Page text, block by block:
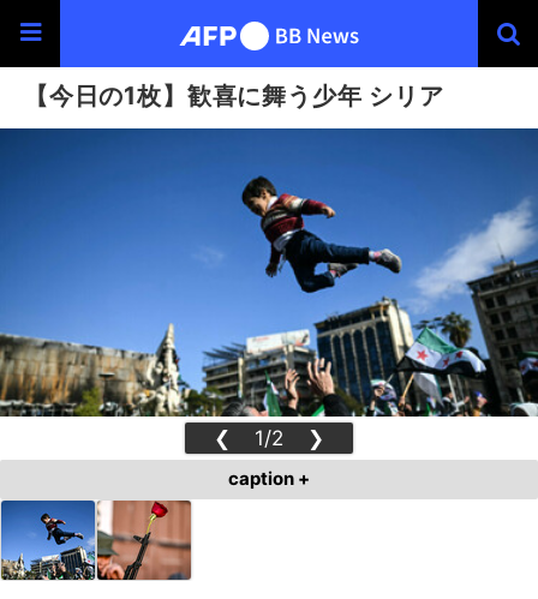
【今日の1枚】歓喜に舞う少年 シリア
❮ 1/2 ❯
caption +